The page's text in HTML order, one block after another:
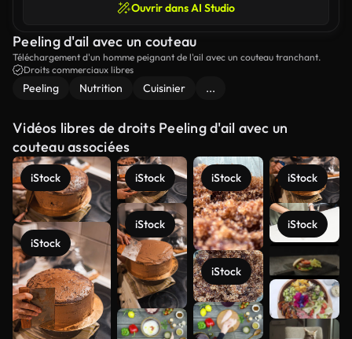
Ouvrir dans AI Studio
Peeling d'ail avec un couteau
Téléchargement d'un homme peignant de l'ail avec un couteau tranchant.
Droits commerciaux libres
Peeling Nutrition Cuisinier ...
Vidéos libres de droits Peeling d'ail avec un
couteau associées
iStock
iStock
iStock
iStock
iStock
iStock
iStock
iStock
Voir plus